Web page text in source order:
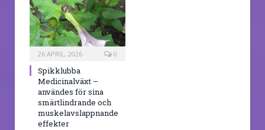
26 APRIL, 2026 0
Spikklubba
Medicinalväxt –
användes för sina
smärtlindrande och
muskelavslappnande
effekter